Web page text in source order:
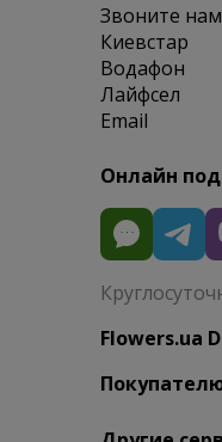
Звоните нам
Киевстар
Водафон
Лайфсел
Email
Онлайн
Flowers.ua